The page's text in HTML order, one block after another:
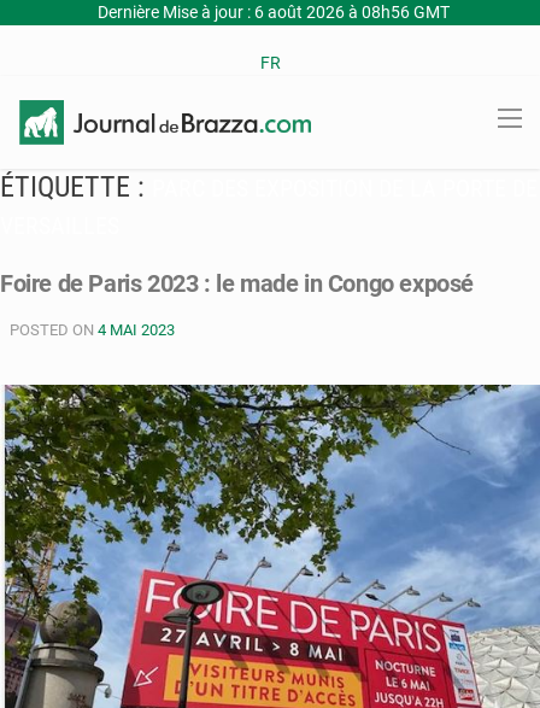
Dernière Mise à jour : 6 août 2026 à 08h56 GMT
FR
ÉTIQUETTE :
Foire de Paris 2023 : le made in Congo exposé
POSTED ON 4 MAI 2023